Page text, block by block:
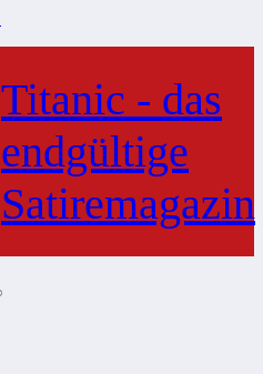
Titanic - das
endgültige
Satiremagazin